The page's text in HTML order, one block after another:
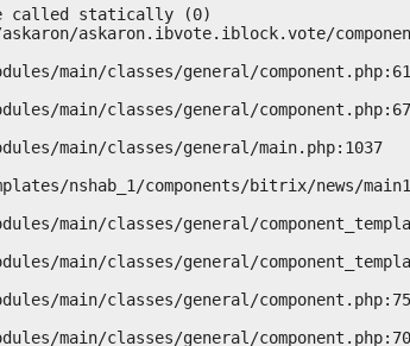
be called statically (0)
askaron.ibvote.iblock.vote/